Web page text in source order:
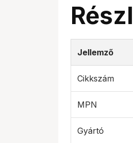
Jellemző
Cikkszám
MPN
Gyártó